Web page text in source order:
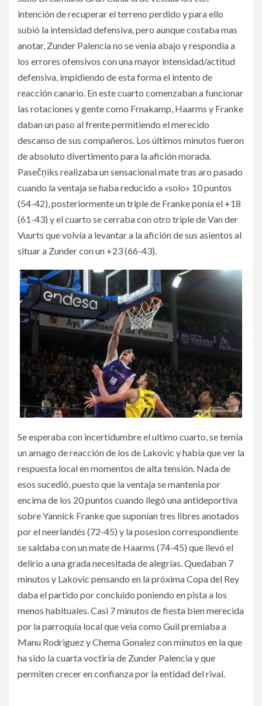
intención de recuperar el terreno perdido y para ello
subió la intensidad defensiva, pero aunque costaba mas
anotar, Zunder Palencia no se venia abajo y respondía a
los errores ofensivos con una mayor intensidad/actitud
defensiva, impidiendo de esta forma el intento de
reacción canario. En este cuarto comenzaban a funcionar
las rotaciones y gente como Frnakamp, Haarms y Franke
daban un paso al frente permitiendo el merecido
descanso de sus compañeros. Los últimos minutos fueron
de absoluto divertimento para la afición morada.
Pasečņiks realizaba un sensacional mate tras aro pasado
cuando la ventaja se haba reducido a «solo» 10 puntos
(54-42), posteriormente un triple de Franke ponía el +18
(61-43) y el cuarto se cerraba con otro triple de Van der
Vuurts que volvía a levantar a la afición de sus asientos al
situar a Zunder con un +23 (66-43).
Se esperaba con incertidumbre el ultimo cuarto, se temía
un amago de reacción de los de Lakovic y había que ver la
respuesta local en momentos de alta tensión. Nada de
esos sucedió, puesto que la ventaja se mantenia por
encima de los 20 puntos cuando llegó una antideportiva
sobre Yannick Franke que suponían tres libres anotados
por el neerlandés (72-45) y la posesion correspondiente
se saldaba con un mate de Haarms (74-45) que llevó el
delirio a una grada necesitada de alegrías. Quedaban 7
minutos y Lakovic pensando en la próxima Copa del Rey
daba el partido por concluido poniendo en pista a los
menos habituales. Casi 7 minutos de fiesta bien merecida
por la parroquia local que veia como Guil premiaba a
Manu Rodriguez y Chema Gonalez con minutos en la que
ha sido la cuarta voctiria de Zunder Palencia y que
permiten crecer en confianza por la entidad del rival.